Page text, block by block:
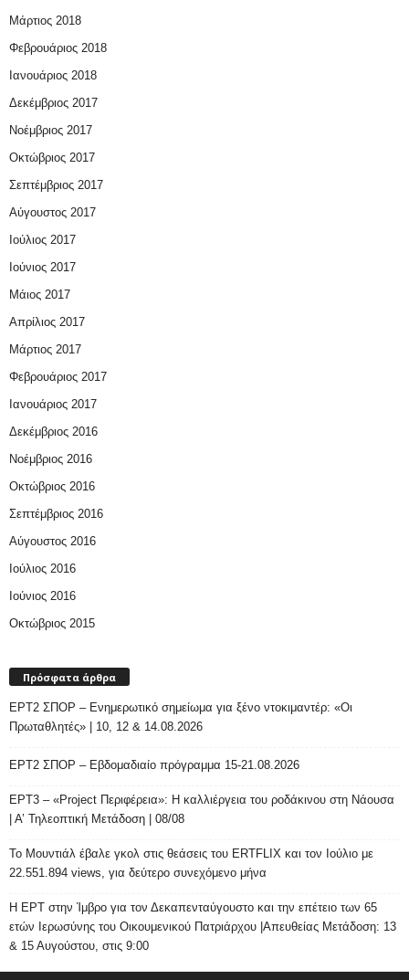
Μάρτιος 2018
Φεβρουάριος 2018
Ιανουάριος 2018
Δεκέμβριος 2017
Νοέμβριος 2017
Οκτώβριος 2017
Σεπτέμβριος 2017
Αύγουστος 2017
Ιούλιος 2017
Ιούνιος 2017
Μάιος 2017
Απρίλιος 2017
Μάρτιος 2017
Φεβρουάριος 2017
Ιανουάριος 2017
Δεκέμβριος 2016
Νοέμβριος 2016
Οκτώβριος 2016
Σεπτέμβριος 2016
Αύγουστος 2016
Ιούλιος 2016
Ιούνιος 2016
Οκτώβριος 2015
Πρόσφατα άρθρα
ΕΡΤ2 ΣΠΟΡ – Ενημερωτικό σημείωμα για ξένο ντοκιμαντέρ: «Οι
Πρωταθλητές» | 10, 12 & 14.08.2026
ΕΡΤ2 ΣΠΟΡ – Εβδομαδιαίο πρόγραμμα 15-21.08.2026
ΕΡΤ3 – «Project Περιφέρεια»: Η καλλιέργεια του ροδάκινου στη Νάουσα
| Α’ Τηλεοπτική Μετάδοση | 08/08
Το Μουντιάλ έβαλε γκολ στις θεάσεις του ERTFLIX και τον Ιούλιο με
22.551.894 views, για δεύτερο συνεχόμενο μήνα
Η ΕΡΤ στην Ίμβρο για τον Δεκαπενταύγουστο και την επέτειο των 65
ετών Ιερωσύνης του Οικουμενικού Πατριάρχου |Απευθείας Μετάδοση: 13
& 15 Αυγούστου, στις 9:00